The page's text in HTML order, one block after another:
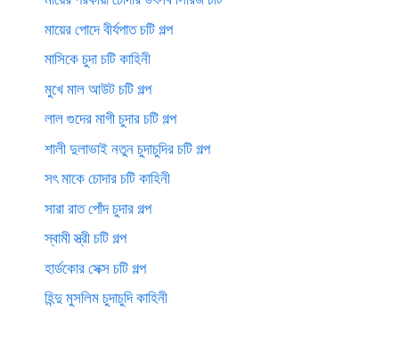
মায়ের পোদে বীর্যপাত চটি গল্প
মাসিকে চুদা চটি কাহিনী
মুখে মাল আউট চটি গল্প
লাল গুদের মাগী চুদার চটি গল্প
শালী দুলাভাই নতুন চুদাচুদির চটি গল্প
সৎ মাকে চোদার চটি কাহিনী
সারা রাত পোঁদ চুদার গল্প
স্বামী স্ত্রী চটি গল্প
হার্ডকোর সেক্স চটি গল্প
হিন্দু মুসলিম চুদাচুদি কাহিনী